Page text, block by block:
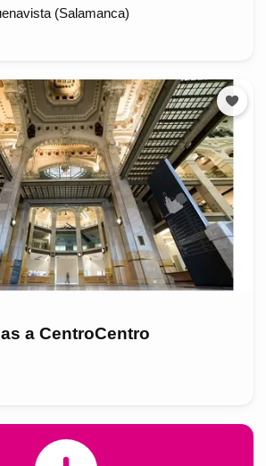
(Salamanca)
a CentroCentro